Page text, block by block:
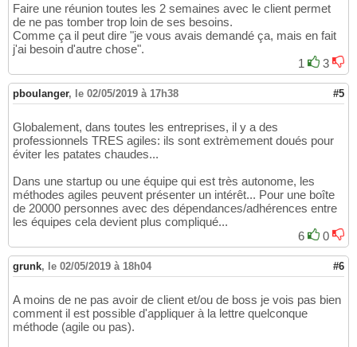
Faire une réunion toutes les 2 semaines avec le client permet
de ne pas tomber trop loin de ses besoins.
Comme ça il peut dire "je vous avais demandé ça, mais en fait
j'ai besoin d'autre chose".
1
3
pboulanger, le 02/05/2019 à 17h38 #5
Globalement, dans toutes les entreprises, il y a des
professionnels TRES agiles: ils sont extrèmement doués pour
éviter les patates chaudes...
Dans une startup ou une équipe qui est très autonome, les
méthodes agiles peuvent présenter un intérêt... Pour une boîte
de 20000 personnes avec des dépendances/adhérences entre
les équipes cela devient plus compliqué...
6
0
grunk, le 02/05/2019 à 18h04 #6
A moins de ne pas avoir de client et/ou de boss je vois pas bien
comment il est possible d'appliquer à la lettre quelconque
méthode (agile ou pas).